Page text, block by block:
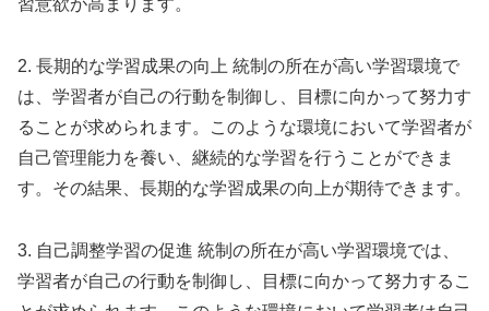
習意欲が高まります。
2. 長期的な学習成果の向上 統制の所在が高い学習環境で
は、学習者が自己の行動を制御し、目標に向かって努力す
ることが求められます。このような環境において学習者が
自己管理能力を養い、継続的な学習を行うことができま
す。その結果、長期的な学習成果の向上が期待できます。
3. 自己調整学習の促進 統制の所在が高い学習環境では、
学習者が自己の行動を制御し、目標に向かって努力するこ